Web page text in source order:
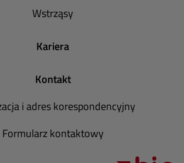
Wstrząsy
Kariera
Kontakt
i adres korespondencyjny
Formularz kontaktowy